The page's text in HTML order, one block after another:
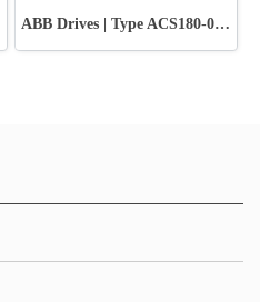
ABB Drives | Type ACS180-04N-02A6-4